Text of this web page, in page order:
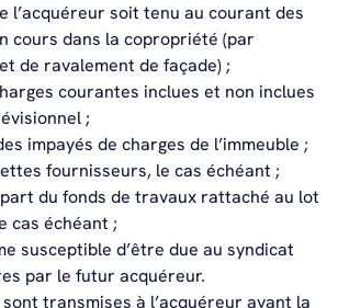
l’acquéreur soit tenu au courant des
cours dans la copropriété (par
de ravalement de façade) ;
courantes inclues et non inclues
;
impayés de charges de l’immeuble ;
fournisseurs, le cas échéant ;
du fonds de travaux rattaché au lot
cas échéant ;
susceptible d’être due au syndicat
par le futur acquéreur.
transmises à l’acquéreur avant la